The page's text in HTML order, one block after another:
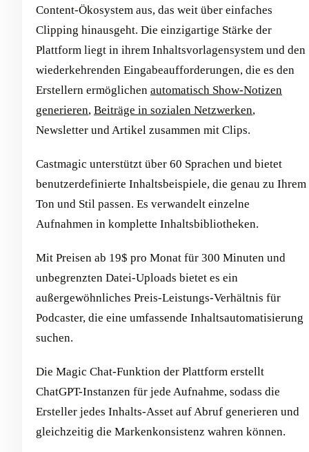
Content-Ökosystem aus, das weit über einfaches
Clipping hinausgeht. Die einzigartige Stärke der
Plattform liegt in ihrem Inhaltsvorlagensystem und den
wiederkehrenden Eingabeaufforderungen, die es den
Erstellern ermöglichen automatisch Show-Notizen
generieren, Beiträge in sozialen Netzwerken,
Newsletter und Artikel zusammen mit Clips.
Castmagic unterstützt über 60 Sprachen und bietet
benutzerdefinierte Inhaltsbeispiele, die genau zu Ihrem
Ton und Stil passen. Es verwandelt einzelne
Aufnahmen in komplette Inhaltsbibliotheken.
Mit Preisen ab 19$ pro Monat für 300 Minuten und
unbegrenzten Datei-Uploads bietet es ein
außergewöhnliches Preis-Leistungs-Verhältnis für
Podcaster, die eine umfassende Inhaltsautomatisierung
suchen.
Die Magic Chat-Funktion der Plattform erstellt
ChatGPT-Instanzen für jede Aufnahme, sodass die
Ersteller jedes Inhalts-Asset auf Abruf generieren und
gleichzeitig die Markenkonsistenz wahren können.